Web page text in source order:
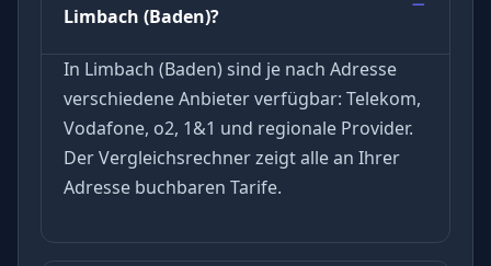
Limbach (Baden)?
In Limbach (Baden) sind je nach Adresse
verschiedene Anbieter verfügbar: Telekom,
Vodafone, o2, 1&1 und regionale Provider.
Der Vergleichsrechner zeigt alle an Ihrer
Adresse buchbaren Tarife.